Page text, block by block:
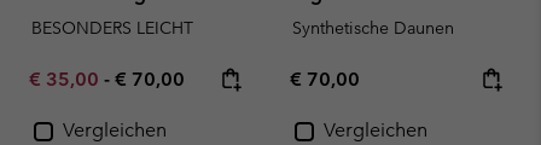
BESONDERS LEICHT
Minimum sale price:
€ 35,00 - Maximum price:
€ 70,00
Vergleichen
Synthetische Daunen
Regular price:
€ 70,00
Vergleichen